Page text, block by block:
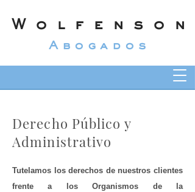
Wolfenson
Abogados
Derecho Público y
Administrativo
Tutelamos los derechos de nuestros clientes
frente a los Organismos de la